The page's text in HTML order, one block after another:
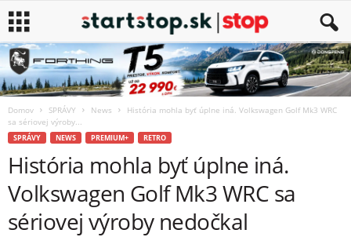
Domov SPRÁVY News
História mohla byť úplne iná. Volkswagen Golf Mk3 WRC
sa sériovej výroby...
SPRÁVY NEWS PREMIUM+ RETRO
História mohla byť úplne iná.
Volkswagen Golf Mk3 WRC sa
sériovej výroby nedočkal